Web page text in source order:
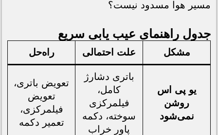
مسیر هوا مسدود نیست؟
جدول راهنمای عیب یابی سریع
مشکل علت احتمالی راه‌حل
یو پی اس
روشن
نمی‌شود
باتری دشارژ
کامل،
فیلمرکزی
سوخته، دکمه
پاور خراب
تعویض باتری،
تعویض
فیلمرکزی،
تعمیر دکمه